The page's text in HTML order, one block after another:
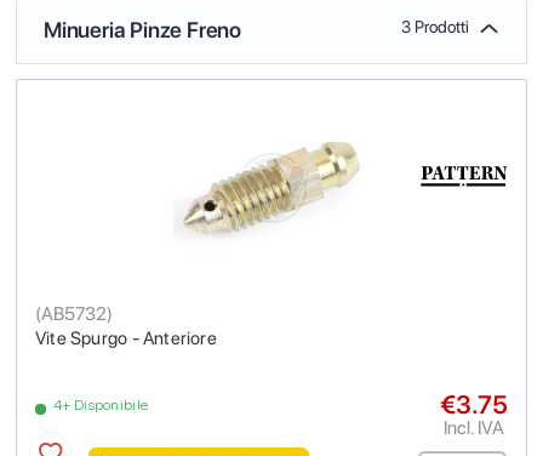
Minueria Pinze Freno 3 Prodotti
Vite Spurgo - Anteriore
(AB5732)
4+ Disponibile €3.75
Incl. IVA